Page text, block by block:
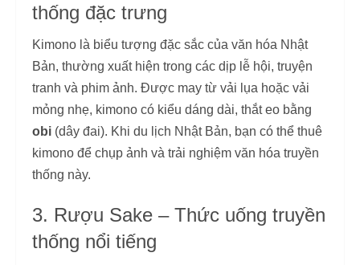
thống đặc trưng
Kimono là biểu tượng đặc sắc của văn hóa Nhật
Bản, thường xuất hiện trong các dịp lễ hội, truyện
tranh và phim ảnh. Được may từ vải lụa hoặc vải
mỏng nhẹ, kimono có kiểu dáng dài, thắt eo bằng
obi (dây đai). Khi du lịch Nhật Bản, bạn có thể thuê
kimono để chụp ảnh và trải nghiệm văn hóa truyền
thống này.
3. Rượu Sake – Thức uống truyền
thống nổi tiếng